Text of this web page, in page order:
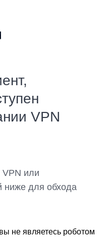
VPN
VPN или
ниже для обхода
не являетесь роботом